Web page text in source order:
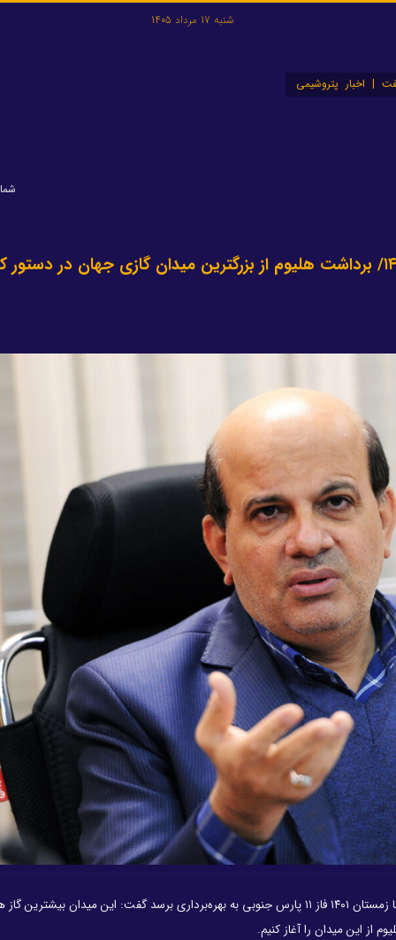
شنبه 17 مرداد 1405
| اخبار پتروشیمی
بهره‌برداری از فاز ۱۱ پارس جنوبی در زمستان ۱۴۰۱/ برداشت هلیوم از بزرگترین میدان گازی جهان در
مدیرعامل شرکت ملی نفت ایران با بیان این که امیدوار هستیم تا زمستان ۱۴۰۱ فاز ۱۱ پارس جنوبی به بهره‌برداری برسد گفت: این میدان